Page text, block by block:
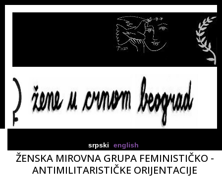
srpski english
ŽENSKA MIROVNA GRUPA FEMINISTIČKO -
ANTIMILITARISTIČKE ORIJENTACIJE